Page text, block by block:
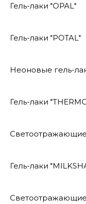
Гель-лаки "OPAL"
Гель-лаки "POTAL"
Неоновые гель-
Гель-лаки
Светоотражающие
Гель-лаки
Светоотражающие